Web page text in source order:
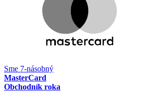
Sme 7-násobný
MasterCard
Obchodník roka